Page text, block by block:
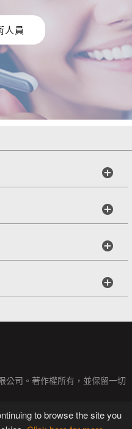
人員
公司 。著作權所有，並保留一切
to browse the site you